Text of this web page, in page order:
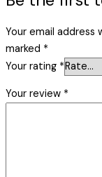
Your email address
marked *
Your rating *
Your review *